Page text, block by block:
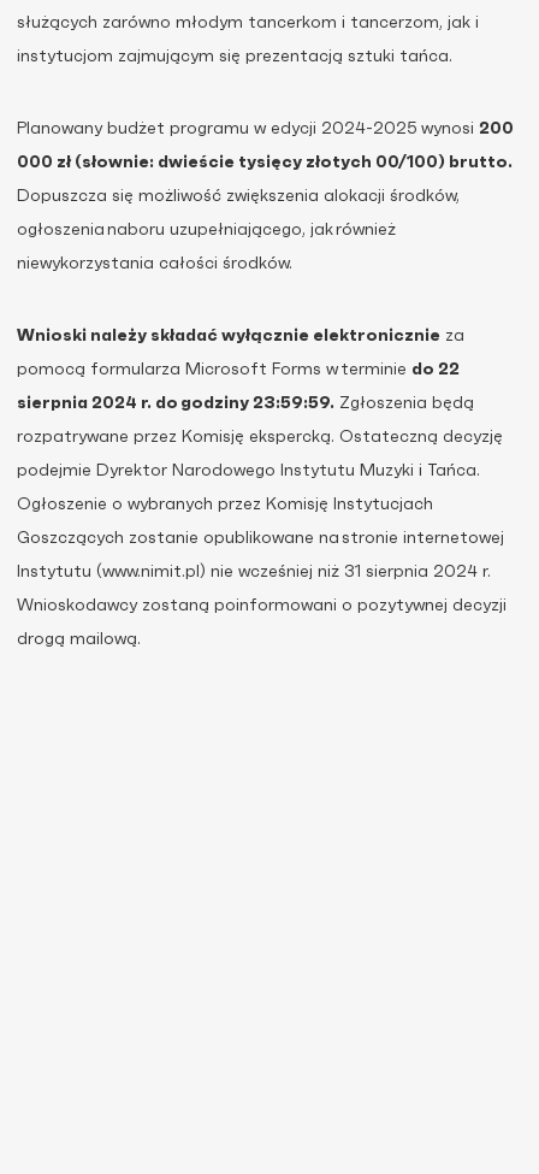
służących zarówno młodym tancerkom i tancerzom, jak i
instytucjom zajmującym się prezentacją sztuki tańca.
Planowany budżet programu w edycji 2024-2025 wynosi 200
000 zł (słownie: dwieście tysięcy złotych 00/100) brutto.
Dopuszcza się możliwość zwiększenia alokacji środków,
ogłoszenia naboru uzupełniającego, jak również
niewykorzystania całości środków.
Wnioski należy składać wyłącznie elektronicznie za
pomocą formularza Microsoft Forms w terminie do 22
sierpnia 2024 r. do godziny 23:59:59. Zgłoszenia będą
rozpatrywane przez Komisję ekspercką. Ostateczną decyzję
podejmie Dyrektor Narodowego Instytutu Muzyki i Tańca.
Ogłoszenie o wybranych przez Komisję Instytucjach
Goszczących zostanie opublikowane na stronie internetowej
Instytutu (www.nimit.pl) nie wcześniej niż 31 sierpnia 2024 r.
Wnioskodawcy zostaną poinformowani o pozytywnej decyzji
drogą mailową.